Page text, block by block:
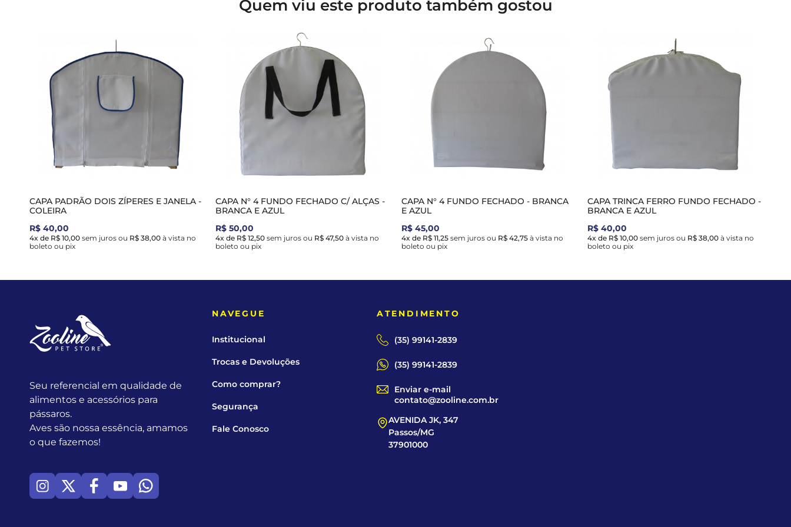
Quem viu este produto também gostou
CAPA PADRÃO DOIS ZÍPERES E JANELA -
COLEIRA
R$ 40,00
4x de R$ 10,00 sem juros ou R$ 38,00 à vista no
boleto ou pix
CAPA N° 4 FUNDO FECHADO C/ ALÇAS -
BRANCA E AZUL
R$ 50,00
4x de R$ 12,50 sem juros ou R$ 47,50 à vista no
boleto ou pix
CAPA N° 4 FUNDO FECHADO - BRANCA
E AZUL
R$ 45,00
4x de R$ 11,25 sem juros ou R$ 42,75 à vista no
boleto ou pix
CAPA TRINCA FERRO FUNDO FECHADO -
BRANCA E AZUL
R$ 40,00
4x de R$ 10,00 sem juros ou R$ 38,00 à vista no
boleto ou pix
Seu referencial em qualidade de
alimentos e acessórios para
pássaros.
Aves são nossa essência, amamos
o que fazemos!
NAVEGUE
Institucional
Trocas e Devoluções
Como comprar?
Segurança
Fale Conosco
ATENDIMENTO
(35) 99141-2839
(35) 99141-2839
Enviar e-mail
contato@zooline.com.br
AVENIDA JK, 347
Passos/MG
37901000